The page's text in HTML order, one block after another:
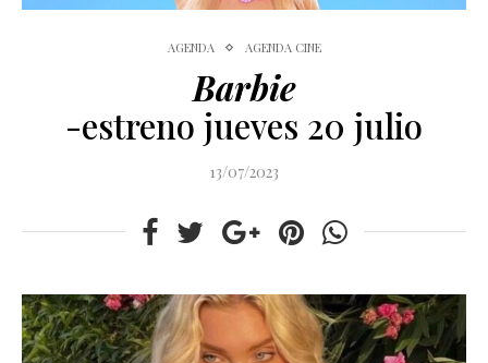
AGENDA AGENDA CINE
Barbie
-estreno jueves 20 julio
13/07/2023